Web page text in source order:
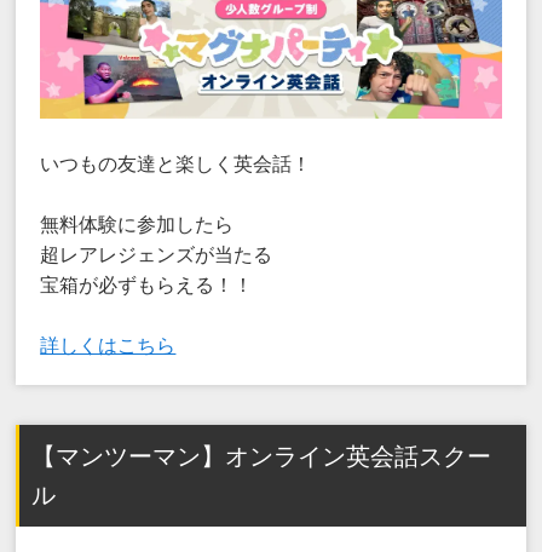
いつもの友達と楽しく英会話！
無料体験に参加したら
超レアレジェンズが当たる
宝箱が必ずもらえる！！
詳しくはこちら
【マンツーマン】オンライン英会話スクー
ル